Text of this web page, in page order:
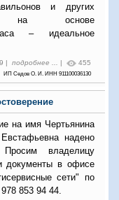
и других
на основе
– идеальное
| подробнее ... | 455
ИП Седов О. И. ИНН 911100036130
на имя Чертьянина
надено
владелицу
документы в офисе
сети" по
853 94 44.